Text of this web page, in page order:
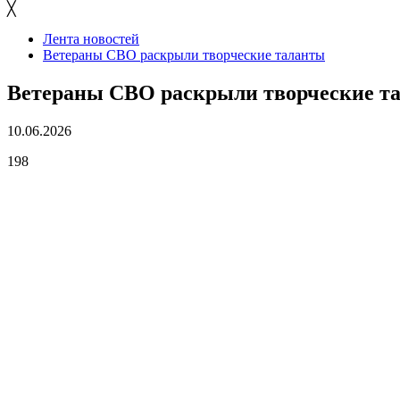
╳
Лента новостей
Ветераны СВО раскрыли творческие таланты
Ветераны СВО раскрыли творческие
10.06.2026
198